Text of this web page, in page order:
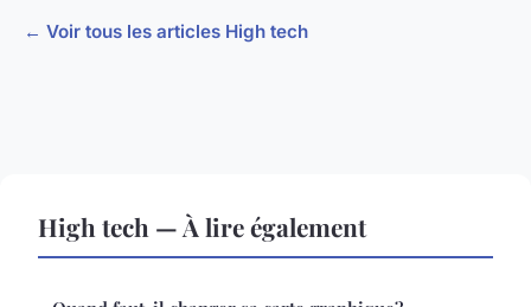
← Voir tous les articles High tech
High tech — À lire également